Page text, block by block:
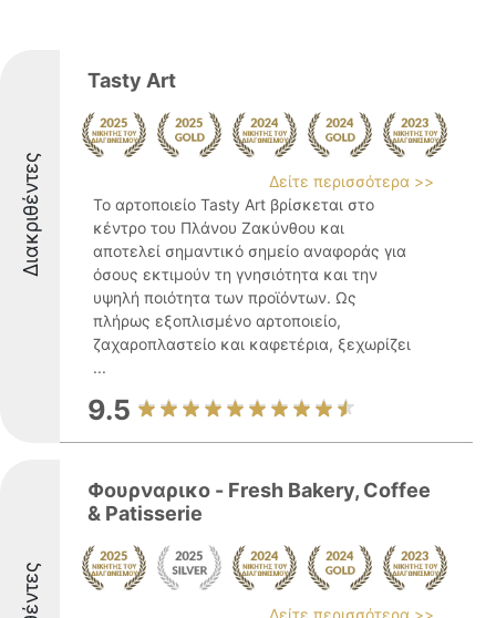
Διακριθέντες
Tasty Art
Δείτε περισσότερα >>
Το αρτοποιείο Tasty Art βρίσκεται στο
κέντρο του Πλάνου Ζακύνθου και
αποτελεί σημαντικό σημείο αναφοράς για
όσους εκτιμούν τη γνησιότητα και την
υψηλή ποιότητα των προϊόντων. Ως
πλήρως εξοπλισμένο αρτοποιείο,
ζαχαροπλαστείο και καφετέρια, ξεχωρίζει
...
9.5
Φουρναρικο - Fresh Bakery, Coffee
& Patisserie
Δείτε περισσότερα >>